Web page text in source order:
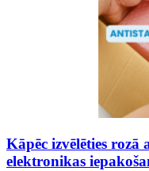
Kāpēc izvēlēties
elektronikas